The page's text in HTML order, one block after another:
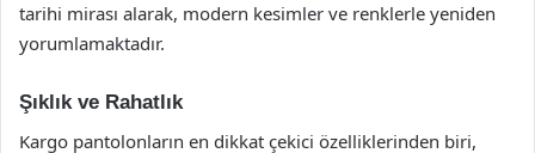
tarihi mirası alarak, modern kesimler ve renklerle yeniden
yorumlamaktadır.
Şıklık ve Rahatlık
Kargo pantolonların en dikkat çekici özelliklerinden biri,